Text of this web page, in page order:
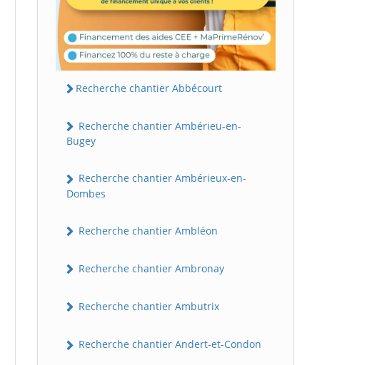
Recherche chantier Abbécourt
Recherche chantier Ambérieu-en-
Bugey
Recherche chantier Ambérieux-en-
Dombes
Recherche chantier Ambléon
Recherche chantier Ambronay
Recherche chantier Ambutrix
Recherche chantier Andert-et-Condon